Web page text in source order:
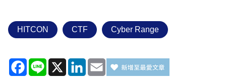
HITCON CTF Cyber Range
Facebook
Line X LinkedIn
Email